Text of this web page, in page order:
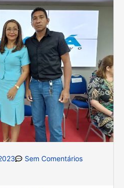
Sem Comentários